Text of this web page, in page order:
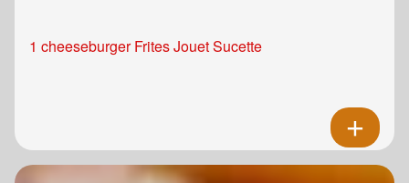
1 cheeseburger Frites Jouet Sucette